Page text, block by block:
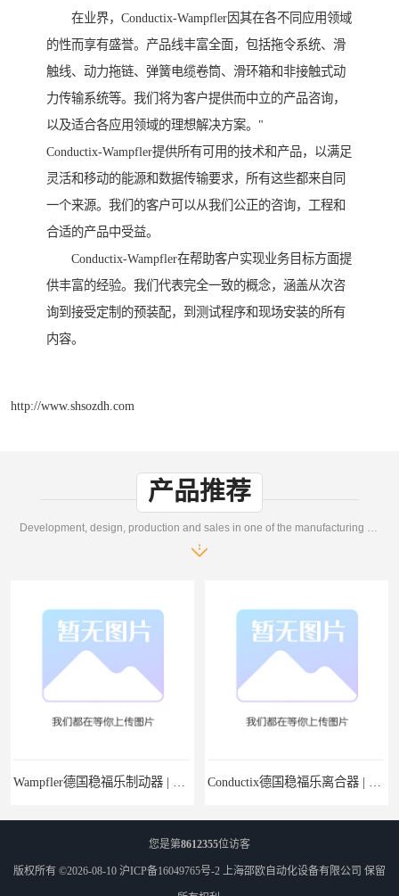
在业界，Conductix-Wampfler因其在各不同应用领域
的性而享有盛誉。产品线丰富全面，包括拖令系统、滑
触线、动力拖链、弹簧电缆卷筒、滑环箱和非接触式动
力传输系统等。我们将为客户提供而中立的产品咨询，
以及适合各应用领域的理想解决方案。"
Conductix-Wampfler提供所有可用的技术和产品，以满足
灵活和移动的能源和数据传输要求，所有这些都来自同
一个来源。我们的客户可以从我们公正的咨询，工程和
合适的产品中受益。
Conductix-Wampfler在帮助客户实现业务目标方面提
供丰富的经验。我们代表完全一致的概念，涵盖从次咨
询到接受定制的预装配，到测试程序和现场安装的所有
内容。
http://www.shsozdh.com
产品推荐
Wampfler德国稳福乐制动器 | Wampfler德国稳福乐设备经销 Conductix德国稳福乐离合器 | Conductix德国稳福乐产品特卖
您是第8612355位访客
版权所有 ©2026-08-10 沪ICP备16049765号-2 上海邵欧自动化设备有限公司 保留